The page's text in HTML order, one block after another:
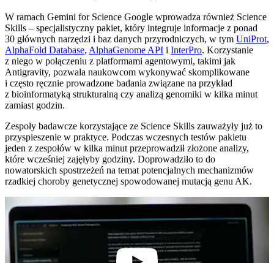
W ramach Gemini for Science Google wprowadza również Science
Skills – specjalistyczny pakiet, który integruje informacje z ponad
30 głównych narzędzi i baz danych przyrodniczych, w tym UniProt,
AlphaFold Database, AlphaGenome API i InterPro. Korzystanie
z niego w połączeniu z platformami agentowymi, takimi jak
Antigravity, pozwala naukowcom wykonywać skomplikowane
i często ręcznie prowadzone badania związane na przykład
z bioinformatyką strukturalną czy analizą genomiki w kilka minut
zamiast godzin.
Zespoły badawcze korzystające ze Science Skills zauważyły już to
przyspieszenie w praktyce. Podczas wczesnych testów pakietu
jeden z zespołów w kilka minut przeprowadził złożone analizy,
które wcześniej zajęłyby godziny. Doprowadziło to do
nowatorskich spostrzeżeń na temat potencjalnych mechanizmów
rzadkiej choroby genetycznej spowodowanej mutacją genu AK.